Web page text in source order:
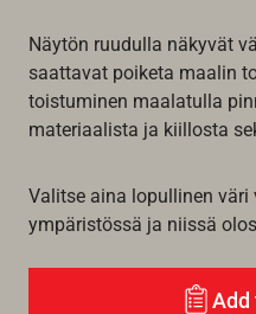
Näytön ruudulla näkyvät
saattavat poiketa maalin
toistuminen maalatulla
materiaalista ja kiillosta
Valitse aina lopullinen
ympäristössä ja niissä
Add